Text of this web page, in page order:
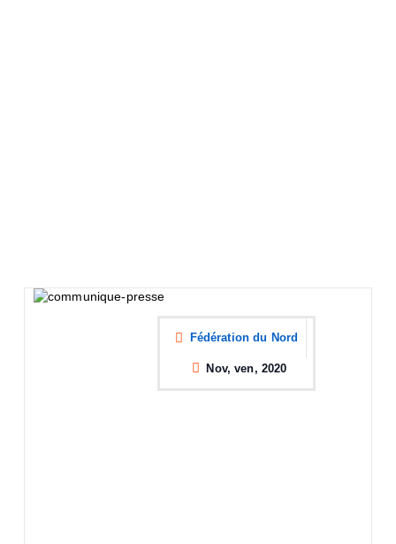
Fédération du Nord
Nov, ven, 2020